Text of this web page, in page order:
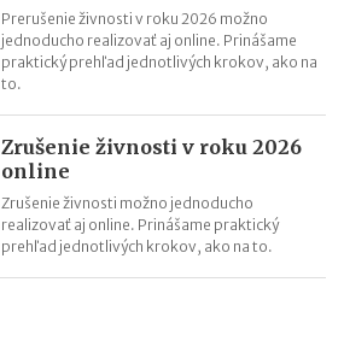
Prerušenie živnosti v roku 2026 možno
jednoducho realizovať aj online. Prinášame
praktický prehľad jednotlivých krokov, ako na
to.
Zrušenie živnosti v roku 2026
online
Zrušenie živnosti možno jednoducho
realizovať aj online. Prinášame praktický
prehľad jednotlivých krokov, ako na to.